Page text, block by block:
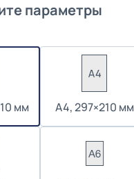
параметры
мм А4, 297×210 мм